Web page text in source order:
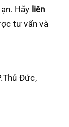
Hãy liên
tư vấn và
Đức,